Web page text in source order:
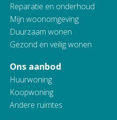
Reparatie en onderhoud
Mijn woonomgeving
Duurzaam wonen
Gezond en veilig wonen
Ons aanbod
Huurwoning
Koopwoning
Andere ruimtes